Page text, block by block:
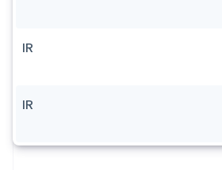
IR
IR